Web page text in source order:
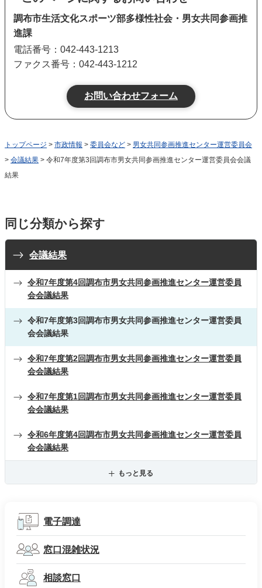
調布市生活文化スポーツ部多様性社会・男女共同参画推
進課
電話番号：042-443-1213
ファクス番号：042-443-1212
トップページ > 市政情報 > 委員会など > 男女共同参画推進センター運営委員会
> 会議結果 > 令和7年度第3回調布市男女共同参画推進センター運営委員会会議
結果
同じ分類から探す
会議結果
令和7年度第4回調布市男女共同参画推進センター運営委員
会会議結果
令和7年度第3回調布市男女共同参画推進センター運営委員
会会議結果
令和7年度第2回調布市男女共同参画推進センター運営委員
会会議結果
令和7年度第1回調布市男女共同参画推進センター運営委員
会会議結果
令和6年度第4回調布市男女共同参画推進センター運営委員
会会議結果
もっと見る
電子調達
窓口混雑状況
相談窓口